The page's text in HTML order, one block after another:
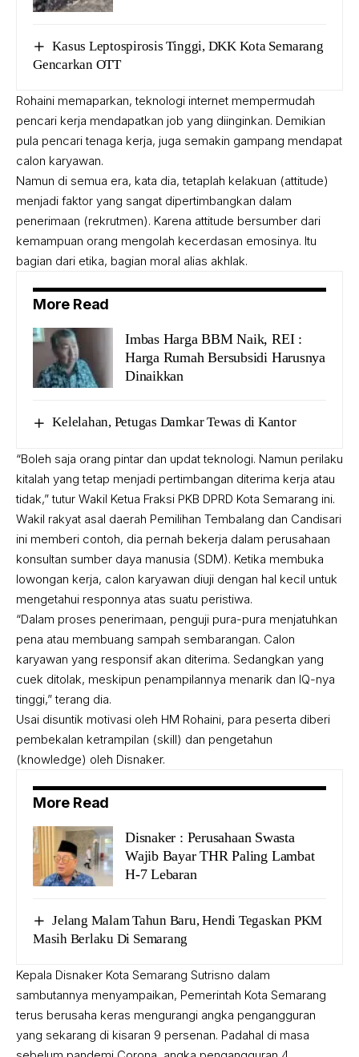
Kasus Leptospirosis Tinggi, DKK Kota Semarang
Gencarkan OTT
Rohaini memaparkan, teknologi internet mempermudah
pencari kerja mendapatkan job yang diinginkan. Demikian
pula pencari tenaga kerja, juga semakin gampang mendapat
calon karyawan.
Namun di semua era, kata dia, tetaplah kelakuan (attitude)
menjadi faktor yang sangat dipertimbangkan dalam
penerimaan (rekrutmen). Karena attitude bersumber dari
kemampuan orang mengolah kecerdasan emosinya. Itu
bagian dari etika, bagian moral alias akhlak.
More Read
Imbas Harga BBM Naik, REI :
Harga Rumah Bersubsidi Harusnya
Dinaikkan
Kelelahan, Petugas Damkar Tewas di Kantor
“Boleh saja orang pintar dan updat teknologi. Namun perilaku
kitalah yang tetap menjadi pertimbangan diterima kerja atau
tidak,” tutur Wakil Ketua Fraksi PKB DPRD Kota Semarang ini.
Wakil rakyat asal daerah Pemilihan Tembalang dan Candisari
ini memberi contoh, dia pernah bekerja dalam perusahaan
konsultan sumber daya manusia (SDM). Ketika membuka
lowongan kerja, calon karyawan diuji dengan hal kecil untuk
mengetahui responnya atas suatu peristiwa.
“Dalam proses penerimaan, penguji pura-pura menjatuhkan
pena atau membuang sampah sembarangan. Calon
karyawan yang responsif akan diterima. Sedangkan yang
cuek ditolak, meskipun penampilannya menarik dan IQ-nya
tinggi,” terang dia.
Usai disuntik motivasi oleh HM Rohaini, para peserta diberi
pembekalan ketrampilan (skill) dan pengetahun
(knowledge) oleh Disnaker.
More Read
Disnaker : Perusahaan Swasta
Wajib Bayar THR Paling Lambat
H-7 Lebaran
Jelang Malam Tahun Baru, Hendi Tegaskan PKM
Masih Berlaku Di Semarang
Kepala Disnaker Kota Semarang Sutrisno dalam
sambutannya menyampaikan, Pemerintah Kota Semarang
terus berusaha keras mengurangi angka pengangguran
yang sekarang di kisaran 9 persenan. Padahal di masa